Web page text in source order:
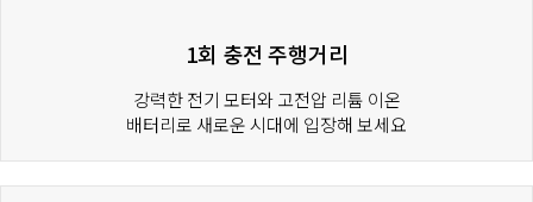
1회 충전 주행거리
강력한 전기 모터와 고전압 리튬 이온
배터리로 새로운 시대에 입장해 보세요